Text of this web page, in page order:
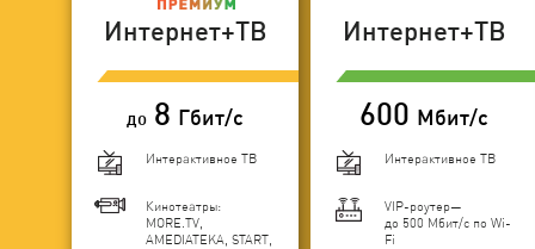
Интернет+ТВ
до 8 Гбит/с
Интерактивное ТВ
Кинотеатры:
MORE.TV,
AMEDIATEKA, START,
Интернет+ТВ
600 Мбит/с
Интерактивное ТВ
VIP-роутер—
до 500 Мбит/с по Wi-
Fi